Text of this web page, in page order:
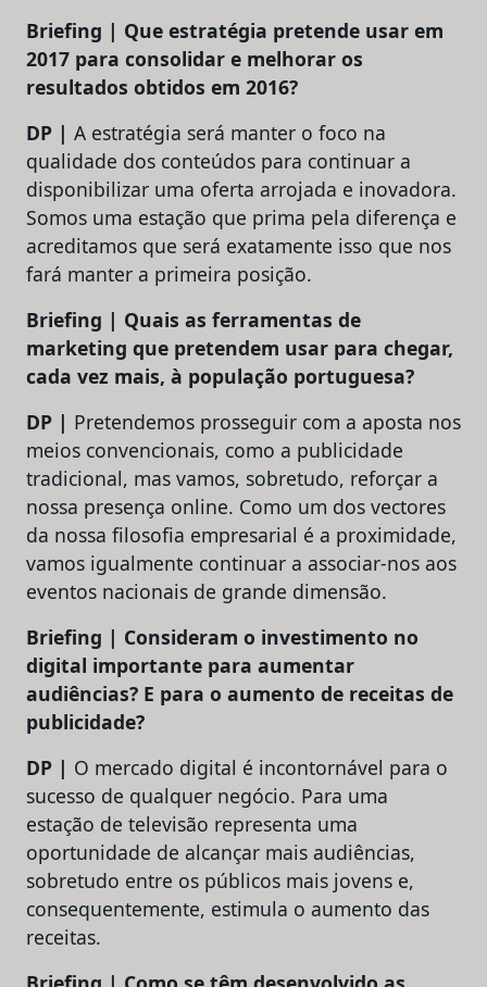
Briefing | Que estratégia pretende usar em
2017 para consolidar e melhorar os
resultados obtidos em 2016?
DP | A estratégia será manter o foco na
qualidade dos conteúdos para continuar a
disponibilizar uma oferta arrojada e inovadora.
Somos uma estação que prima pela diferença e
acreditamos que será exatamente isso que nos
fará manter a primeira posição.
Briefing | Quais as ferramentas de
marketing que pretendem usar para chegar,
cada vez mais, à população portuguesa?
DP | Pretendemos prosseguir com a aposta nos
meios convencionais, como a publicidade
tradicional, mas vamos, sobretudo, reforçar a
nossa presença online. Como um dos vectores
da nossa filosofia empresarial é a proximidade,
vamos igualmente continuar a associar-nos aos
eventos nacionais de grande dimensão.
Briefing | Consideram o investimento no
digital importante para aumentar
audiências? E para o aumento de receitas de
publicidade?
DP | O mercado digital é incontornável para o
sucesso de qualquer negócio. Para uma
estação de televisão representa uma
oportunidade de alcançar mais audiências,
sobretudo entre os públicos mais jovens e,
consequentemente, estimula o aumento das
receitas.